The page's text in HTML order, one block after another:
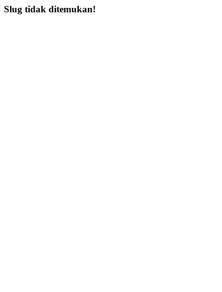
Slug tidak ditemukan!